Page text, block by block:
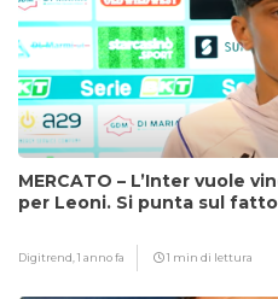
MERCATO – L’Inter vuole
per Leoni. Si punta sul
Digitrend,1 anno fa 1 min di lettura